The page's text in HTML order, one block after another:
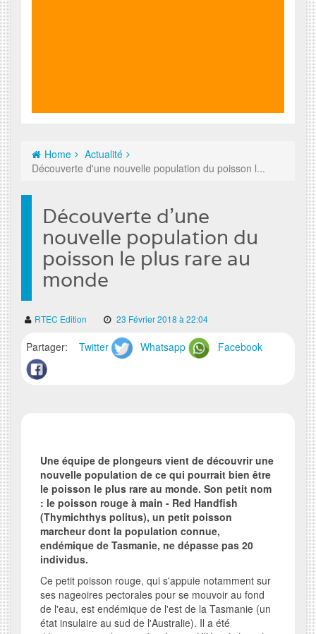
Home
Actualité
Découverte d'une nouvelle population du poisson l...
Découverte d'une
nouvelle population du
poisson le plus rare au
monde
RTEC Edition 23 Février 2018 à 22:04
Partager: Twitter Whatsapp Facebook
Une équipe de plongeurs vient de découvrir une
nouvelle population de ce qui pourrait bien être
le poisson le plus rare au monde. Son petit nom
: le poisson rouge à main - Red Handfish
(Thymichthys politus), un petit poisson
marcheur dont la population connue,
endémique de Tasmanie, ne dépasse pas 20
individus.
Ce petit poisson rouge, qui s'appuie notamment sur
ses nageoires pectorales pour se mouvoir au fond
de l'eau, est endémique de l'est de la Tasmanie (un
état insulaire au sud de l'Australie). Il a été